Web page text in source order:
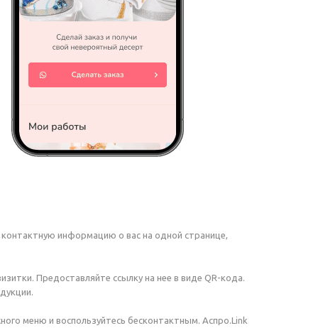
информацию о вас на одной странице,
Предоставляйте ссылку на нее в виде QR-кода.
меню и воспользуйтесь бесконтактным. Аспро.Link